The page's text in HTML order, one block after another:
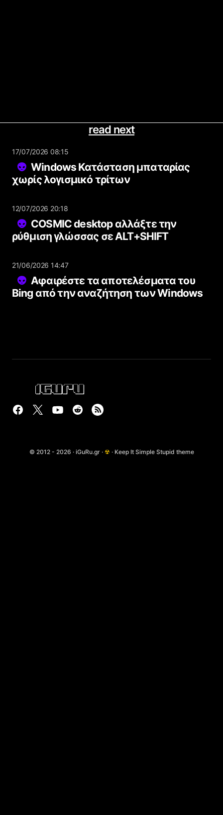
read next
17/07/2026 08:15
Windows Κατάσταση μπαταρίας
χωρίς λογισμικό τρίτων
12/07/2026 20:18
COSMIC desktop αλλάξτε την
ρύθμιση γλώσσας σε ALT+SHIFT
21/06/2026 14:47
Αφαιρέστε τα αποτελέσματα του
Bing από την αναζήτηση των Windows
© 2012 - 2026 · iGuRu.gr · ☢ · Keep It Simple Stupid theme